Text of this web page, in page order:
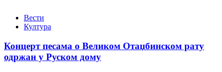
Вести
Култура
Концерт песама о Великом Отаџбинском рату
одржан у Руском дому